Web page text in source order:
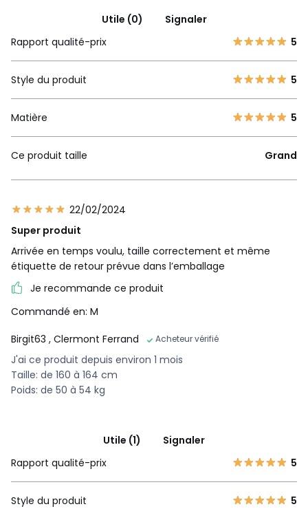
Utile (0)
Signaler
Rapport qualité-prix
5
Style du produit 5
Matière 5
Ce produit taille Grand
22/02/2024
Super produit
Arrivée en temps voulu, taille correctement et même
étiquette de retour prévue dans l’emballage
Je recommande ce produit
Commandé en: M
Birgit63 , Clermont Ferrand Acheteur vérifié
J'ai ce produit depuis environ 1 mois
Taille: de 160 à 164 cm
Poids: de 50 à 54 kg
Utile (1)
Signaler
Rapport qualité-prix
5
Style du produit 5